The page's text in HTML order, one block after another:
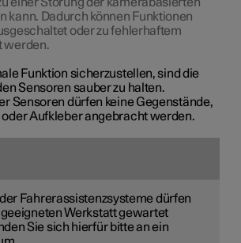
kann. Dadurch können Funktionen
oder zu fehlerhaftem
werden.
Funktion sicherzustellen, sind die
Sensoren sauber zu halten.
Sensoren dürfen keine Gegenstände,
oder Aufkleber angebracht werden.
Fahrerassistenzsysteme dürfen
Werkstatt gewartet
Sie sich hierfür bitte an ein